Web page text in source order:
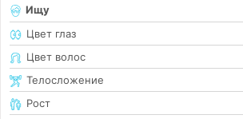
Ищу
Цвет глаз
Цвет волос
Телосложение
Рост